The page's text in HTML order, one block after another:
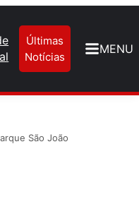
Últimas
Notícias
MENU
São João